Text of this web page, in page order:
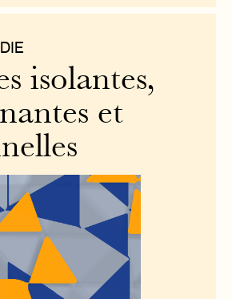
isolantes,
et